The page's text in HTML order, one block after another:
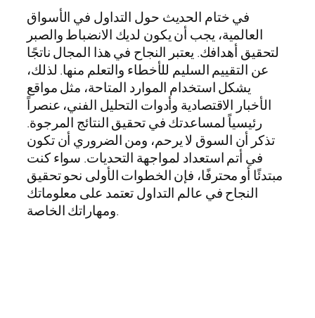
في ختام الحديث حول التداول في الأسواق
العالمية، يجب أن يكون لديك الانضباط والصبر
لتحقيق أهدافك. يعتبر النجاح في هذا المجال ناتجًا
عن التقييم السليم للأخطاء والتعلم منها. لذلك،
يشكل استخدام الموارد المتاحة، مثل مواقع
الأخبار الاقتصادية وأدوات التحليل الفني، عنصراً
رئيسياً لمساعدتك في تحقيق النتائج المرجوة.
تذكر أن السوق لا يرحم، ومن الضروري أن تكون
في أتم استعداد لمواجهة التحديات. سواء كنت
مبتدئًا أو محترفًا، فإن الخطوات الأولى نحو تحقيق
النجاح في عالم التداول تعتمد على معلوماتك
ومهاراتك الخاصة.